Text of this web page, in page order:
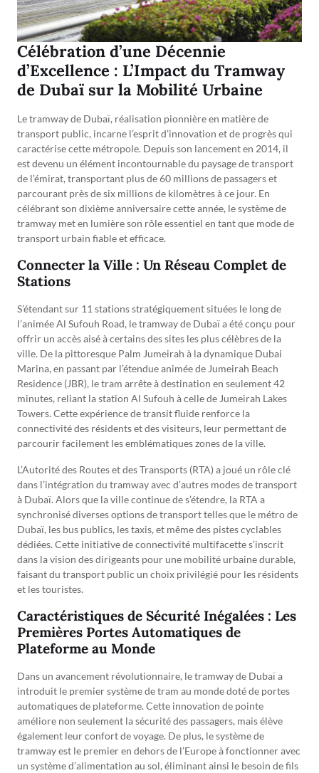
Célébration d’une Décennie
d’Excellence : L’Impact du Tramway
de Dubaï sur la Mobilité Urbaine
Le tramway de Dubaï, réalisation pionnière en matière de
transport public, incarne l’esprit d’innovation et de progrès qui
caractérise cette métropole. Depuis son lancement en 2014, il
est devenu un élément incontournable du paysage de transport
de l’émirat, transportant plus de 60 millions de passagers et
parcourant près de six millions de kilomètres à ce jour. En
célébrant son dixième anniversaire cette année, le système de
tramway met en lumière son rôle essentiel en tant que mode de
transport urbain fiable et efficace.
Connecter la Ville : Un Réseau Complet de
Stations
S’étendant sur 11 stations stratégiquement situées le long de
l’animée Al Sufouh Road, le tramway de Dubaï a été conçu pour
offrir un accès aisé à certains des sites les plus célèbres de la
ville. De la pittoresque Palm Jumeirah à la dynamique Dubai
Marina, en passant par l’étendue animée de Jumeirah Beach
Residence (JBR), le tram arrête à destination en seulement 42
minutes, reliant la station Al Sufouh à celle de Jumeirah Lakes
Towers. Cette expérience de transit fluide renforce la
connectivité des résidents et des visiteurs, leur permettant de
parcourir facilement les emblématiques zones de la ville.
L’Autorité des Routes et des Transports (RTA) a joué un rôle clé
dans l’intégration du tramway avec d’autres modes de transport
à Dubaï. Alors que la ville continue de s’étendre, la RTA a
synchronisé diverses options de transport telles que le métro de
Dubaï, les bus publics, les taxis, et même des pistes cyclables
dédiées. Cette initiative de connectivité multifacette s’inscrit
dans la vision des dirigeants pour une mobilité urbaine durable,
faisant du transport public un choix privilégié pour les résidents
et les touristes.
Caractéristiques de Sécurité Inégalées : Les
Premières Portes Automatiques de
Plateforme au Monde
Dans un avancement révolutionnaire, le tramway de Dubaï a
introduit le premier système de tram au monde doté de portes
automatiques de plateforme. Cette innovation de pointe
améliore non seulement la sécurité des passagers, mais élève
également leur confort de voyage. De plus, le système de
tramway est le premier en dehors de l’Europe à fonctionner avec
un système d’alimentation au sol, éliminant ainsi le besoin de fils